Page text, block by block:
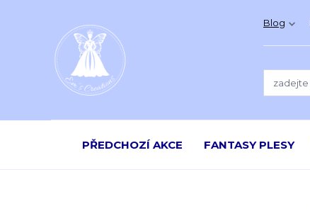
Blog
PŘEDCHOZÍ AKCE FANTASY PLESY